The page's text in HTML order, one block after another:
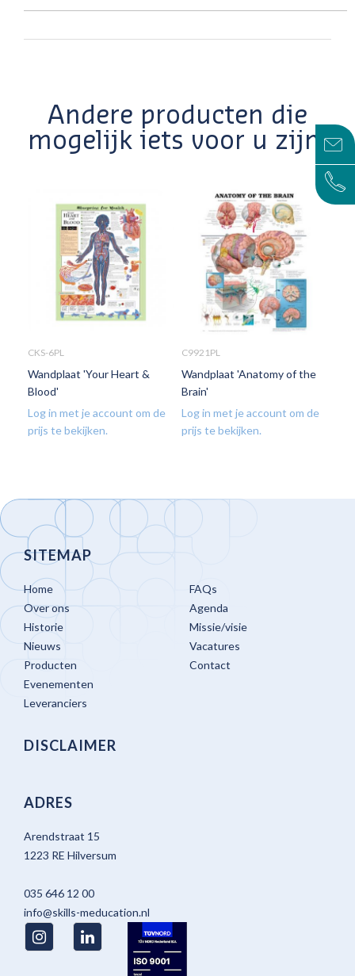
Andere producten die
mogelijk iets voor u zijn!
CKS-6PL
Wandplaat 'Your Heart &
Blood'
Log in met je account om de
prijs te bekijken.
C9921PL
Wandplaat 'Anatomy of the
Brain'
Log in met je account om de
prijs te bekijken.
SITEMAP
Home
Over ons
Historie
Nieuws
Producten
Evenementen
Leveranciers
FAQs
Agenda
Missie/visie
Vacatures
Contact
DISCLAIMER
ADRES
Arendstraat 15
1223 RE Hilversum
035 646 12 00
info@skills-meducation.nl